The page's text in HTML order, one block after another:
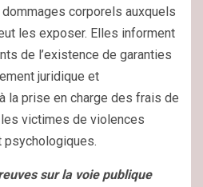
corporels auxquels
les exposer. Elles informent
de l’existence de garanties
juridique et
la prise en charge des frais de
victimes de violences
sur la voie publique